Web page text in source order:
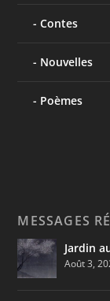
Contes
Nouvelles
Poèmes
MESSAGES
Jardin
Août 3,